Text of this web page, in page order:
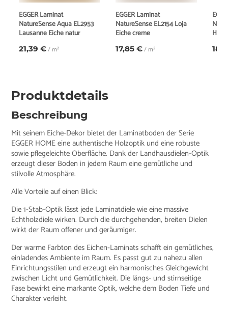
EGGER Laminat
NatureSense Aqua EL2953
Lausanne Eiche natur
21,39 €/ m²
EGGER Laminat
NatureSense EL2154 Loja
Eiche creme
17,85 €/ m²
Produktdetails
Beschreibung
Mit seinem Eiche-Dekor bietet der Laminatboden der Serie
EGGER HOME eine authentische Holzoptik und eine robuste
sowie pflegeleichte Oberfläche. Dank der Landhausdielen-Optik
erzeugt dieser Boden in jedem Raum eine gemütliche und
stilvolle Atmosphäre.
Alle Vorteile auf einen Blick:
Die 1-Stab-Optik lässt jede Laminatdiele wie eine massive
Echtholzdiele wirken. Durch die durchgehenden, breiten Dielen
wirkt der Raum offener und geräumiger.
Der warme Farbton des Eichen-Laminats schafft ein gemütliches,
einladendes Ambiente im Raum. Es passt gut zu nahezu allen
Einrichtungsstilen und erzeugt ein harmonisches Gleichgewicht
zwischen Licht und Gemütlichkeit. Die längs- und stirnseitige
Fase bewirkt eine markante Optik, welche dem Boden Tiefe und
Charakter verleiht.